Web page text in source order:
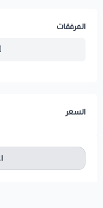
المرفقات
السعر